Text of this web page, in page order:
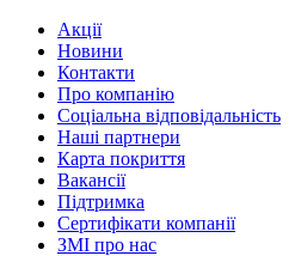
Акції
Новини
Контакти
Про компанію
Соціальна відповідальність
Наші партнери
Карта покриття
Вакансії
Підтримка
Сертифікати компанії
ЗМІ про нас